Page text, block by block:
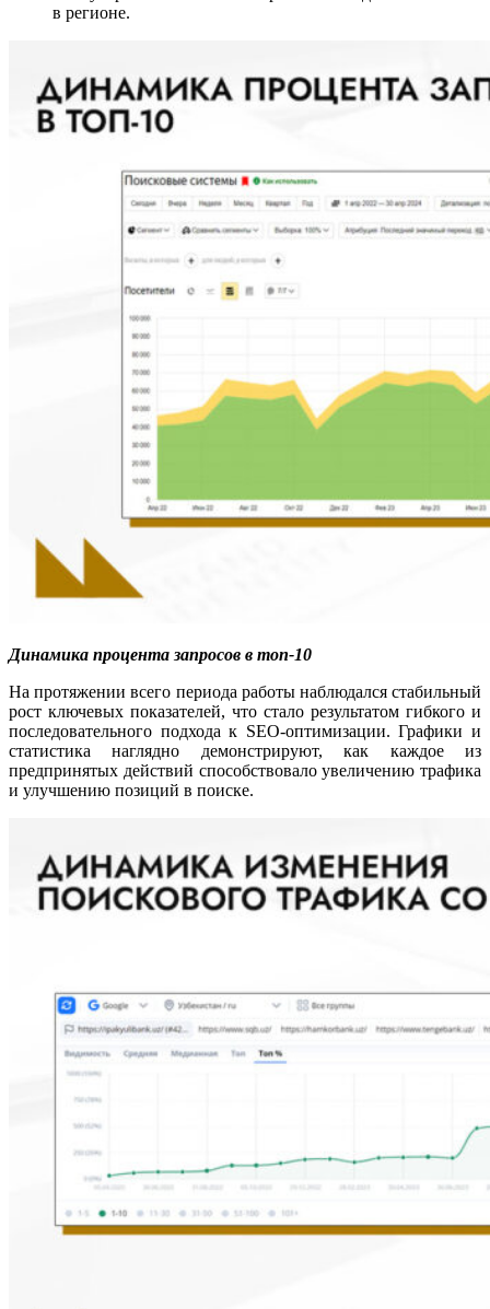
в регионе.
Динамика процента запросов в топ-10
На протяжении всего периода работы наблюдался стабильный
рост ключевых показателей, что стало результатом гибкого и
последовательного подхода к SEO-оптимизации. Графики и
статистика наглядно демонстрируют, как каждое из
предпринятых действий способствовало увеличению трафика
и улучшению позиций в поиске.